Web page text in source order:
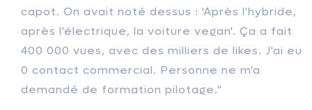
capot. On avait noté dessus : 'Après l'hybride,
après l'électrique, la voiture vegan'. Ça a fait
400 000 vues, avec des milliers de likes. J'ai eu
0 contact commercial. Personne ne m'a
demandé de formation pilotage."